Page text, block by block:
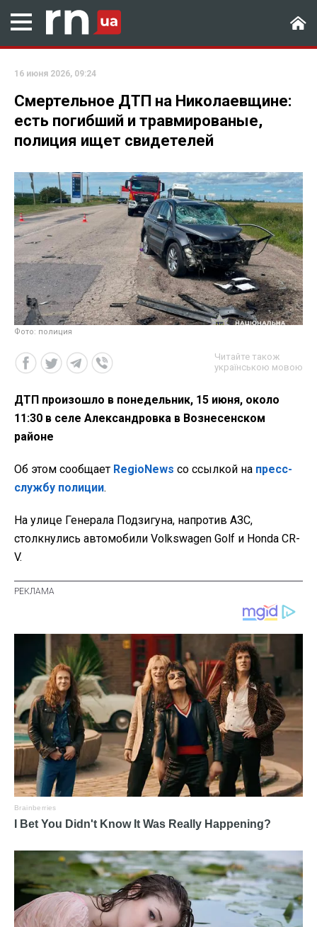
16 июня 2026, 09:24
Смертельное ДТП на Николаевщине:
есть погибший и травмированые,
полиция ищет свидетелей
Фото: полиция
Читайте також
українською мовою
ДТП произошло в понедельник, 15 июня, около
11:30 в селе Александровка в Вознесенском
районе
Об этом сообщает RegioNews со ссылкой на пресс-
службу полиции.
На улице Генерала Подзигуна, напротив АЗС,
столкнулись автомобили Volkswagen Golf и Honda CR-
V.